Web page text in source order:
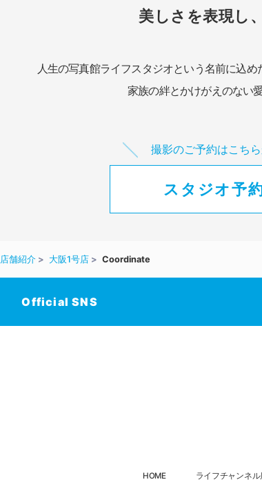
美しさを表現し
人生の写真館ライフスタジオという名前に込め
家族の絆とかけがえのない
撮影のご予約はこち
スタジオ予
店舗紹介 大阪1号店 Coordinate
Official SNS
HOME ライフチャンネル